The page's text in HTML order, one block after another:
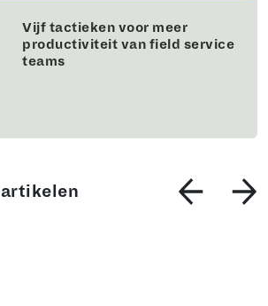
Vijf tactieken voor meer
productiviteit van field service
teams